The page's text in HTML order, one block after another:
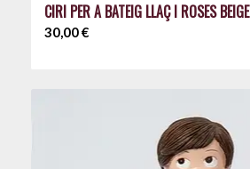
CIRI PER A BATEIG LLAÇ I ROSES BEIGE
30,00€